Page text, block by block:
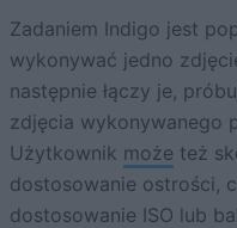
Zadaniem Indigo jest
wykonywać jedno
następnie łączy je,
zdjęcia wykonywanego
Użytkownik może też
dostosowanie ostrości,
dostosowanie ISO lub